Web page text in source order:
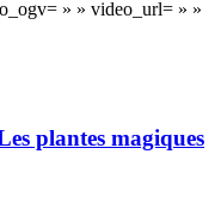
» » video_url= » »
plantes magiques